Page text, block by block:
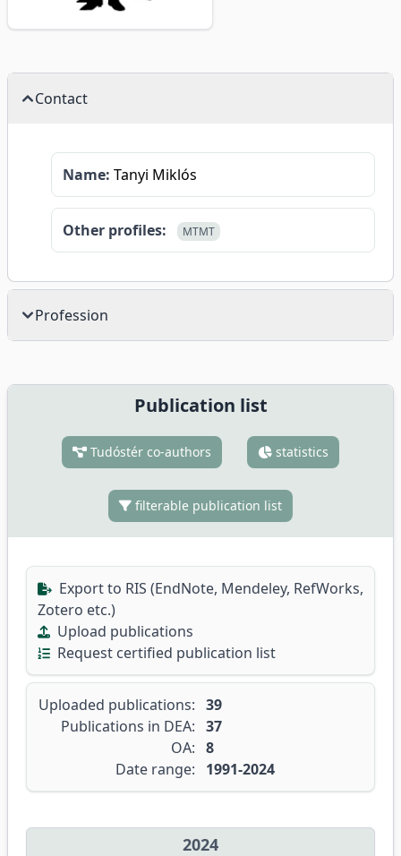
Contact
Name: Tanyi Miklós
Other profiles: MTMT
Profession
Publication list
Tudóstér co-authors statistics
filterable publication list
Export to RIS (EndNote, Mendeley, RefWorks,
Zotero etc.)
Upload publications
Request certified publication list
Uploaded publications: 39
Publications in DEA: 37
OA: 8
Date range:
1991-2024
2024